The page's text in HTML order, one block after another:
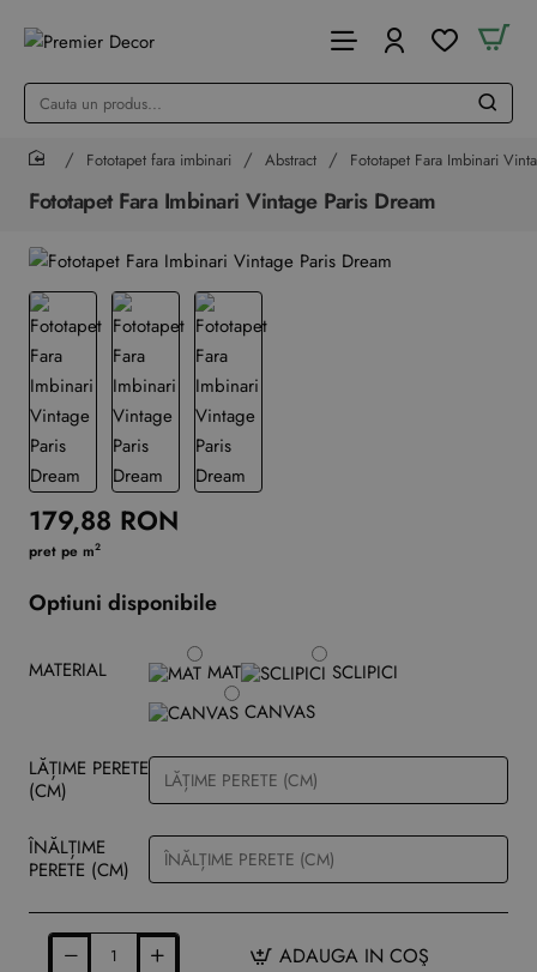
Cauta
produs...
Fototapet Fara Imbinari Vintage Paris Dream
Fototapet fara imbinari Abstract Fototapet Fara Imbinari
179,88 RON
pret pe m2
Optiuni disponibile
MATERIAL MAT
SCLIPICI
CANVAS
LĂȚIME PERETE
(CM)
ÎNĂLȚIME
PERETE (CM)
ADAUGA IN COŞ